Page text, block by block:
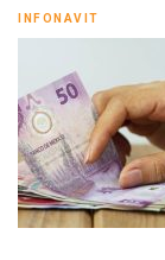
INFONAVIT